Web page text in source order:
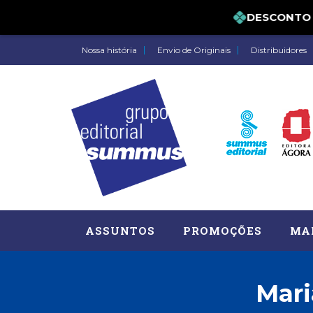
DESCONTO
Nossa história Envio de Originais Distribuidores
ASSUNTOS PROMOÇÕES